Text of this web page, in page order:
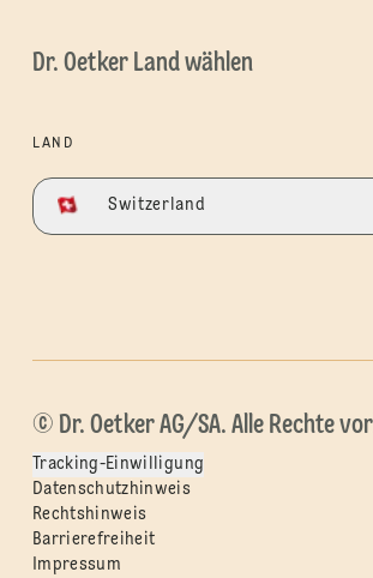
Dr. Oetker Land wählen
LAND
Switzerland
© Dr. Oetker AG/SA. Alle Rechte
Tracking-Einwilligung
Datenschutzhinweis
Rechtshinweis
Barrierefreiheit
Impressum